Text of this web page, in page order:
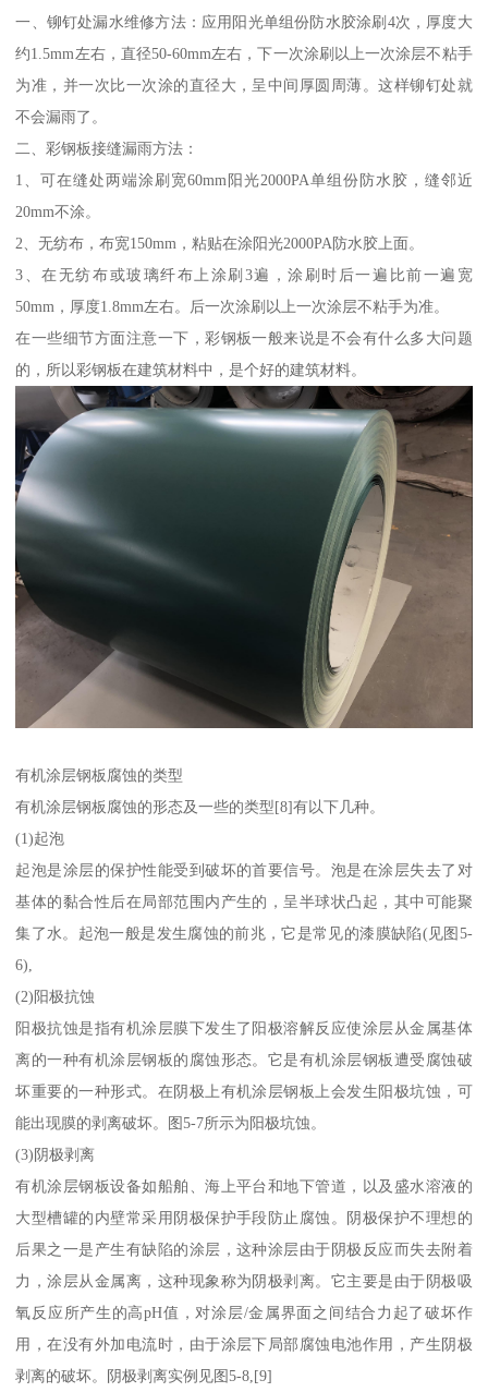
一、铆钉处漏水维修方法：应用阳光单组份防水胶涂刷4次，厚度大
约1.5mm左右，直径50-60mm左右，下一次涂刷以上一次涂层不粘手
为准，并一次比一次涂的直径大，呈中间厚圆周薄。这样铆钉处就
不会漏雨了。
二、彩钢板接缝漏雨方法：
1、可在缝处两端涂刷宽60mm阳光2000PA单组份防水胶，缝邻近
20mm不涂。
2、无纺布，布宽150mm，粘贴在涂阳光2000PA防水胶上面。
3、在无纺布或玻璃纤布上涂刷3遍，涂刷时后一遍比前一遍宽
50mm，厚度1.8mm左右。后一次涂刷以上一次涂层不粘手为准。
在一些细节方面注意一下，彩钢板一般来说是不会有什么多大问题
的，所以彩钢板在建筑材料中，是个好的建筑材料。
有机涂层钢板腐蚀的类型
有机涂层钢板腐蚀的形态及一些的类型[8]有以下几种。
(1)起泡
起泡是涂层的保护性能受到破坏的首要信号。泡是在涂层失去了对
基体的黏合性后在局部范围内产生的，呈半球状凸起，其中可能聚
集了水。起泡一般是发生腐蚀的前兆，它是常见的漆膜缺陷(见图5-
6),
(2)阳极抗蚀
阳极抗蚀是指有机涂层膜下发生了阳极溶解反应使涂层从金属基体
离的一种有机涂层钢板的腐蚀形态。它是有机涂层钢板遭受腐蚀破
坏重要的一种形式。在阴极上有机涂层钢板上会发生阳极坑蚀，可
能出现膜的剥离破坏。图5-7所示为阳极坑蚀。
(3)阴极剥离
有机涂层钢板设备如船舶、海上平台和地下管道，以及盛水溶液的
大型槽罐的内壁常采用阴极保护手段防止腐蚀。阴极保护不理想的
后果之一是产生有缺陷的涂层，这种涂层由于阴极反应而失去附着
力，涂层从金属离，这种现象称为阴极剥离。它主要是由于阴极吸
氧反应所产生的高pH值，对涂层/金属界面之间结合力起了破坏作
用，在没有外加电流时，由于涂层下局部腐蚀电池作用，产生阴极
剥离的破坏。阴极剥离实例见图5-8,[9]